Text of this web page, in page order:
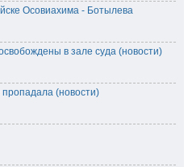
Осовиахима - Ботылева
в зале суда (новости)
(новости)